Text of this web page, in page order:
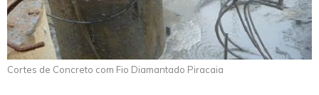
Cortes de Concreto com Fio Diamantado Piracaia